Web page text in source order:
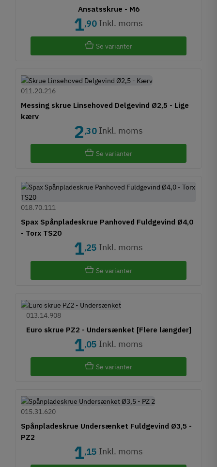
Ansatsskrue - M6
1,90 Inkl. moms
Se varianter
Messing skrue Linsehoved Delgevind Ø2,5 - Lige
kærv
011.20.216
2,30 Inkl. moms
Se varianter
Spax Spånpladeskrue Panhoved Fuldgevind Ø4,0
- Torx TS20
018.70.111
1,25 Inkl. moms
Se varianter
Euro skrue PZ2 - Undersænket [Flere længder]
013.14.908
1,05 Inkl. moms
Se varianter
Spånpladeskrue Undersænket Fuldgevind Ø3,5 -
PZ2
015.31.620
1,15 Inkl. moms